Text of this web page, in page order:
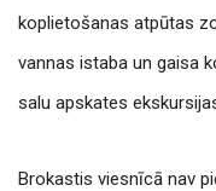
koplietošanas atpūtas
vannas istaba un gaisa
salu apskates
Brokastis viesnīcā nav